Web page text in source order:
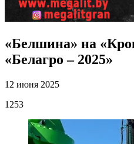
«Белшина» на
«Белагро – 2025»
12 июня 2025
1253